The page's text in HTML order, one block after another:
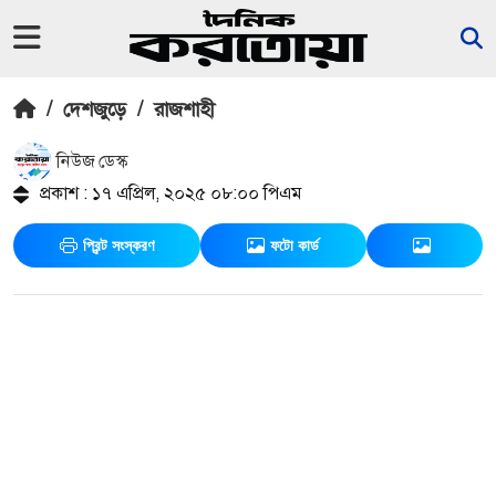
/ দেশজুড়ে / রাজশাহী
নিউজ ডেস্ক
প্রকাশ : ১৭ এপ্রিল, ২০২৫ ০৮:০০ পিএম
প্রিন্ট সংস্করণ ফটো কার্ড